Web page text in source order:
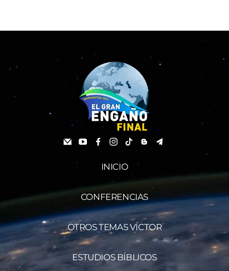
INICIO
CONFERENCIAS
OTROS TEMAS VÍCTOR
ESTUDIOS BÍBLICOS